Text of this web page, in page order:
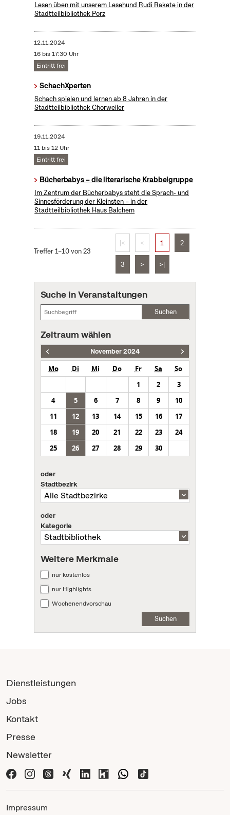
Lesen üben mit unserem Lesehund Rudi Rakete in der
Stadtteilbibliothek Porz
12.11.2024
16 bis 17:30 Uhr
Eintritt frei
SchachXperten
Schach spielen und lernen ab 8 Jahren in der
Stadtteilbibliothek Chorweiler
19.11.2024
11 bis 12 Uhr
Eintritt frei
Bücherbabys – die literarische Krabbelgruppe
Im Zentrum der Bücherbabys steht die Sprach- und
Sinnesförderung der Kleinsten – in der
Stadtteilbibliothek Haus Balchem
Treffer 1–10 von 23
|< < 1 2
3 > >|
Suche in Veranstaltungen
Suchen
Zeitraum wählen
November 2024
Mo Di Mi Do Fr Sa
So
1
2
3
4
5 6 7 8 9
10
11
12 13 14 15 16
17
18
19 20 21 22 23
24
25
26 27 28 29 30
oder
Stadtbezirk
oder
Kategorie
Weitere Merkmale
nur kostenlos
nur Highlights
Wochenendvorschau
Suchen
Dienstleistungen
Jobs
Kontakt
Presse
Newsletter
Impressum